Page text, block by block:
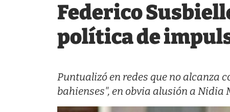
Federico
política de
Puntualizó en redes que no alcanza
bahienses", en obvia alusión a Nidia